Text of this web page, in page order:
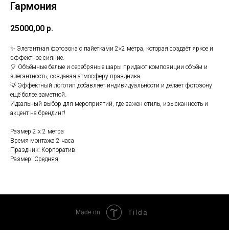
Гармония
25000,00 р.
✨ Элегантная фотозона с пайетками 2×2 метра, которая создаёт яркое и
эффектное сияние.
🎈 Объёмные белые и серебряные шары придают композиции объём и
элегантность, создавая атмосферу праздника.
💡 Эффектный логотип добавляет индивидуальности и делает фотозону
ещё более заметной.
Идеальный выбор для мероприятий, где важен стиль, изысканность и
акцент на брендинг!
Размер 2 х 2 метра
Время монтажа 2 часа
Праздник: Корпоратив
Размер: Средняя
Made on Tilda